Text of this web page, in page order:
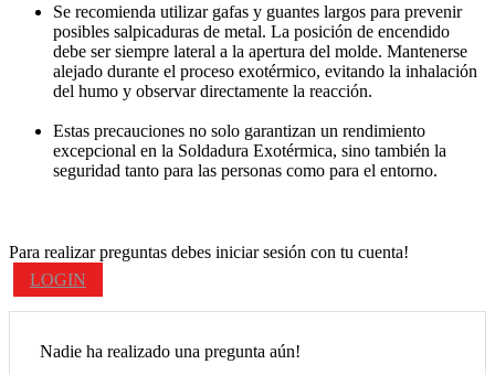
Se recomienda utilizar gafas y guantes largos para prevenir
posibles salpicaduras de metal. La posición de encendido
debe ser siempre lateral a la apertura del molde. Mantenerse
alejado durante el proceso exotérmico, evitando la inhalación
del humo y observar directamente la reacción.
Estas precauciones no solo garantizan un rendimiento
excepcional en la Soldadura Exotérmica, sino también la
seguridad tanto para las personas como para el entorno.
Para realizar preguntas debes iniciar sesión con tu cuenta!
LOGIN
Nadie ha realizado una pregunta aún!